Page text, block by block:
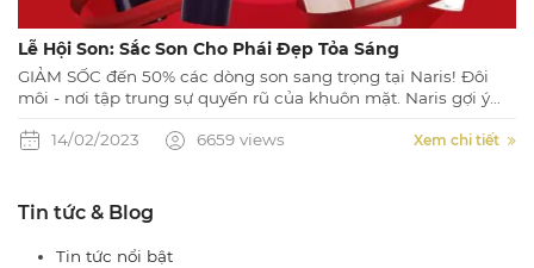
Tin tức & Blog
Tin tức nổi bật
Lễ Hội Son: Sắc Son Cho Phái Đẹp Tỏa Sáng
GIẢM SỐC đến 50% các dòng son sang trọng tại Naris! Đôi
môi - nơi tập trung sự quyến rũ của khuôn mặt. Naris gợi ý
bạn cuốn hút mọi ánh nhìn!! Đừng bỏ lỡ những ưu đãi siêu
14/02/2023 6659 views Xem chi tiết